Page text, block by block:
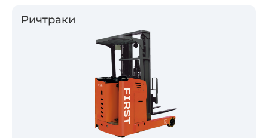
Ричтраки